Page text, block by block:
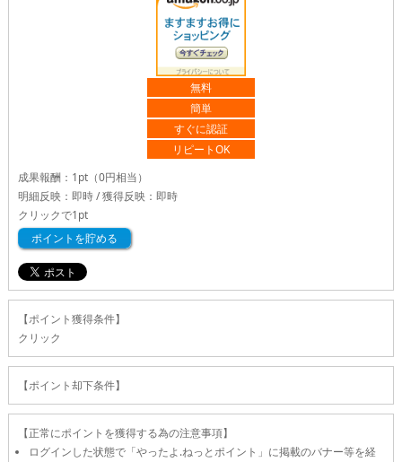
無料
簡単
すぐに認証
リピートOK
成果報酬： 1pt（0円相当）
明細反映：即時 / 獲得反映：即時
クリックで1pt
ポイントを貯める
【ポイント獲得条件】
クリック
【ポイント却下条件】
【正常にポイントを獲得する為の注意事項】
ログインした状態で「やったよ.ねっとポイント」に掲載のバナー等を経